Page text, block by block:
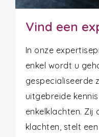
Vind een
In onze
enkel wordt u
gespecialiseerde
uitgebreide
enkelklachten. Zij
klachten, stelt